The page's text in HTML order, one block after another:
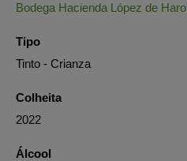
Bodega Hacienda López de Haro
Tipo
Tinto - Crianza
Colheita
2022
Álcool